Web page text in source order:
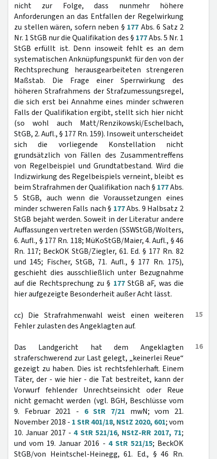
nicht zur Folge, dass nunmehr höhere
Anforderungen an das Entfallen der Regelwirkung
zu stellen wären, sofern neben § 177 Abs. 6 Satz 2
Nr. 1 StGB nur die Qualifikation des § 177Abs. 5 Nr. 1
StGB erfüllt ist. Denn insoweit fehlt es an dem
systematischen Anknüpfungspunkt für den von der
Rechtsprechung herausgearbeiteten strengeren
Maßstab. Die Frage einer Sperrwirkung des
höheren Strafrahmens der Strafzumessungsregel,
die sich erst bei Annahme eines minder schweren
Falls der Qualifikation ergibt, stellt sich hier nicht
(so wohl auch Matt/Renzikowski/Eschelbach,
StGB, 2. Aufl., § 177 Rn. 159). Insoweit unterscheidet
sich die vorliegende Konstellation nicht
grundsätzlich von Fällen des Zusammentreffens
von Regelbeispiel und Grundtatbestand. Wird die
Indizwirkung des Regelbeispiels verneint, bleibt es
beim Strafrahmen der Qualifikation nach § 177Abs.
5 StGB, auch wenn die Voraussetzungen eines
minder schweren Falls nach § 177Abs. 9 Halbsatz 2
StGB bejaht werden. Soweit in der Literatur andere
Auffassungen vertreten werden (SSWStGB/Wolters,
6. Aufl., § 177 Rn. 118; MüKoStGB/Maier, 4. Aufl., § 46
Rn. 117; BeckOK StGB/Ziegler, 61. Ed. § 177 Rn. 82
und 145; Fischer, StGB, 71. Aufl., § 177 Rn. 175),
geschieht dies ausschließlich unter Bezugnahme
auf die Rechtsprechung zu § 177StGB aF, was die
hier aufgezeigte Besonderheit außer Acht lässt.
15
cc) Die Strafrahmenwahl weist einen weiteren
Fehler zulasten des Angeklagten auf.
16
Das Landgericht hat dem Angeklagten
straferschwerend zur Last gelegt, „keinerlei Reue“
gezeigt zu haben. Dies ist rechtsfehlerhaft. Einem
Täter, der - wie hier - die Tat bestreitet, kann der
Vorwurf fehlender Unrechtseinsicht oder Reue
nicht gemacht werden (vgl. BGH, Beschlüsse vom
9. Februar 2021 - 6 StR 7/21 mwN; vom 21.
November 2018 - 1 StR 401/18, NStZ 2020, 601; vom
10. Januar 2017 -4 StR 521/16, NStZ-RR 2017, 71;
und vom 19. Januar 2016 - 4 StR 521/15; BeckOK
StGB/von Heintschel-Heinegg, 61. Ed., § 46 Rn.